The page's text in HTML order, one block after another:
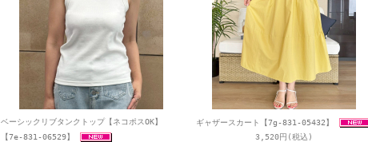
ベーシックリブタンクトップ【ネコポスOK】
【7e-831-06529】
ギャザースカート【7g-831-05432】
3,520円(税込)